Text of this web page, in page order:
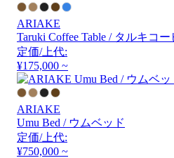
ARIAKE
Taruki Coffee Table / タルキコ
定価/上代:
¥175,000 ~
ARIAKE
Umu Bed / ウムベッド
定価/上代:
¥750,000 ~